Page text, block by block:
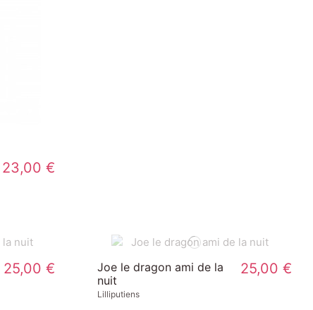
23,00 €
25,00 €
Joe le dragon ami de la
nuit
Lilliputiens
25,00 €